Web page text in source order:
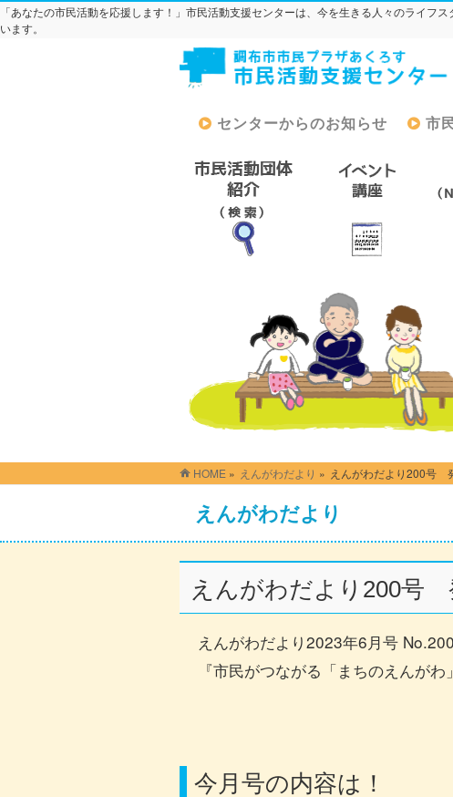
「あなたの市民活動を応援します！」市民活動支援センターは、今を生きる人々のライ
います。
センターからのお知らせ 市
HOME » えんがわだより » えんがわだより200号
えんがわだより
えんがわだより200号
えんがわだより2023年6月号 No.200
『市民がつながる「まちのえんが
今月号の内容は！